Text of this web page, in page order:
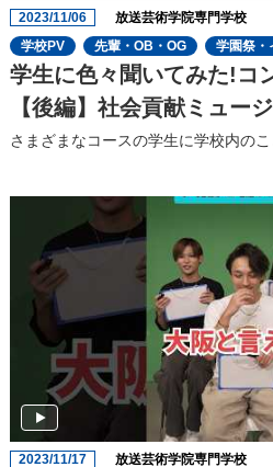
2023/11/06 放送芸術学院専門学校
学校PV
先輩・OB・OG 学園祭・
学生に色々聞いてみた!コ
【後編】社会貢献ミュー
どころを聞いてみた!
さまざまなコースの学⽣に学校内の
2023/11/17 放送芸術学院専門学校